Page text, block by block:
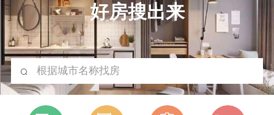
好房搜出来
根据城市名称找房